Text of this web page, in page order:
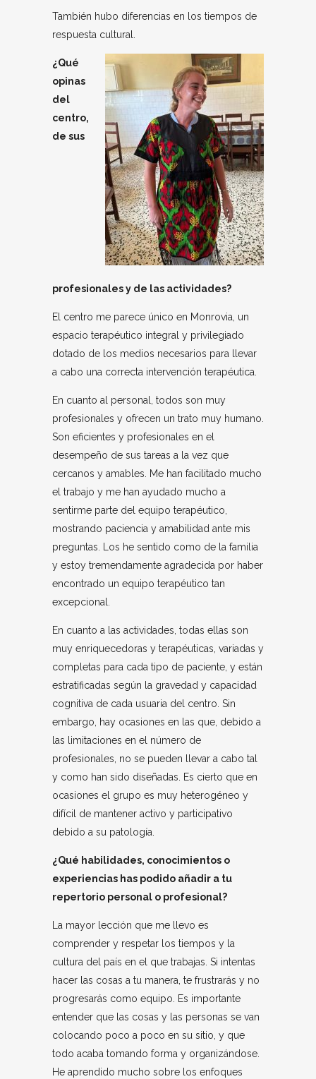
También hubo diferencias en los tiempos de
respuesta cultural.
¿Qué
opinas
del
centro,
de sus
profesionales y de las actividades?
El centro me parece único en Monrovia, un
espacio terapéutico integral y privilegiado
dotado de los medios necesarios para llevar
a cabo una correcta intervención terapéutica.
En cuanto al personal, todos son muy
profesionales y ofrecen un trato muy humano.
Son eficientes y profesionales en el
desempeño de sus tareas a la vez que
cercanos y amables. Me han facilitado mucho
el trabajo y me han ayudado mucho a
sentirme parte del equipo terapéutico,
mostrando paciencia y amabilidad ante mis
preguntas. Los he sentido como de la familia
y estoy tremendamente agradecida por haber
encontrado un equipo terapéutico tan
excepcional.
En cuanto a las actividades, todas ellas son
muy enriquecedoras y terapéuticas, variadas y
completas para cada tipo de paciente, y están
estratificadas según la gravedad y capacidad
cognitiva de cada usuaria del centro. Sin
embargo, hay ocasiones en las que, debido a
las limitaciones en el número de
profesionales, no se pueden llevar a cabo tal
y como han sido diseñadas. Es cierto que en
ocasiones el grupo es muy heterogéneo y
difícil de mantener activo y participativo
debido a su patología.
¿Qué habilidades, conocimientos o
experiencias has podido añadir a tu
repertorio personal o profesional?
La mayor lección que me llevo es
comprender y respetar los tiempos y la
cultura del país en el que trabajas. Si intentas
hacer las cosas a tu manera, te frustrarás y no
progresarás como equipo. Es importante
entender que las cosas y las personas se van
colocando poco a poco en su sitio, y que
todo acaba tomando forma y organizándose.
He aprendido mucho sobre los enfoques